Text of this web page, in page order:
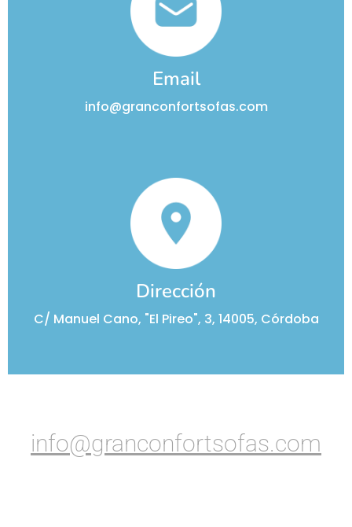
Email
info@granconfortsofas.com
Dirección
C/ Manuel Cano, "El Pireo", 3, 14005, Córdoba
info@granconfortsofas.com